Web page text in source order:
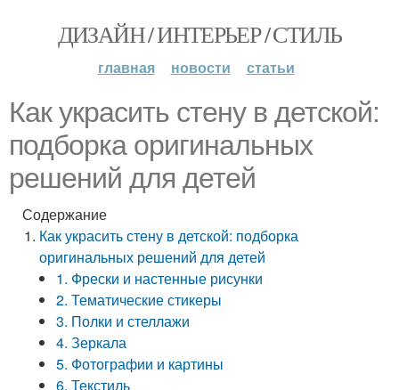
ДИЗАЙН / ИНТЕРЬЕР / СТИЛЬ
главная новости статьи
Как украсить стену в детской:
подборка оригинальных
решений для детей
Содержание
Как украсить стену в детской: подборка
оригинальных решений для детей
1. Фрески и настенные рисунки
2. Тематические стикеры
3. Полки и стеллажи
4. Зеркала
5. Фотографии и картины
6. Текстиль